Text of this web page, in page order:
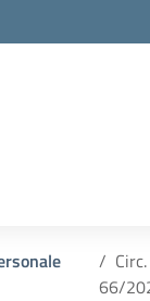
66/